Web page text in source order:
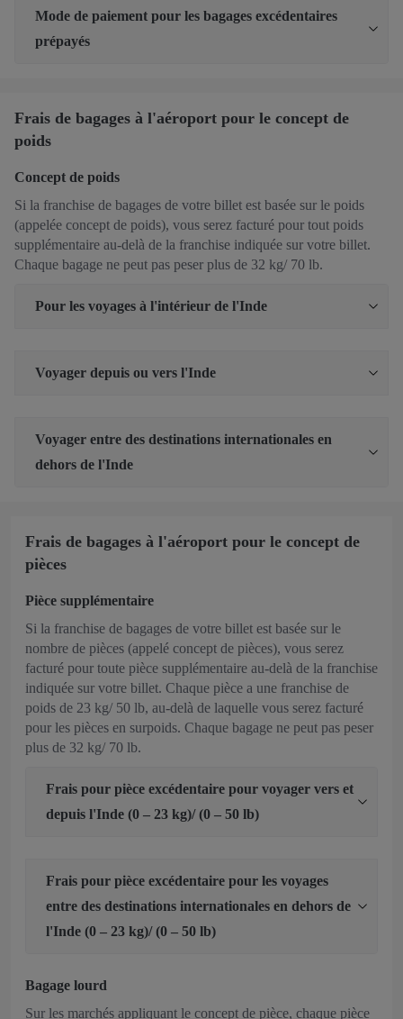
Mode de paiement pour les bagages excédentaires
prépayés
Frais de bagages à l'aéroport pour le concept de
poids
Concept de poids
Si la franchise de bagages de votre billet est basée sur le poids
(appelée concept de poids), vous serez facturé pour tout poids
supplémentaire au-delà de la franchise indiquée sur votre billet.
Chaque bagage ne peut pas peser plus de 32 kg/ 70 lb.
Pour les voyages à l'intérieur de l'Inde
Voyager depuis ou vers l'Inde
Voyager entre des destinations internationales en
dehors de l'Inde
Frais de bagages à l'aéroport pour le concept de
pièces
Pièce supplémentaire
Si la franchise de bagages de votre billet est basée sur le
nombre de pièces (appelé concept de pièces), vous serez
facturé pour toute pièce supplémentaire au-delà de la franchise
indiquée sur votre billet. Chaque pièce a une franchise de
poids de 23 kg/ 50 lb, au-delà de laquelle vous serez facturé
pour les pièces en surpoids. Chaque bagage ne peut pas peser
plus de 32 kg/ 70 lb.
Frais pour pièce excédentaire pour voyager vers et
depuis l'Inde (0 – 23 kg)/ (0 – 50 lb)
Frais pour pièce excédentaire pour les voyages
entre des destinations internationales en dehors de
l'Inde (0 – 23 kg)/ (0 – 50 lb)
Bagage lourd
Sur les marchés appliquant le concept de pièce, chaque pièce